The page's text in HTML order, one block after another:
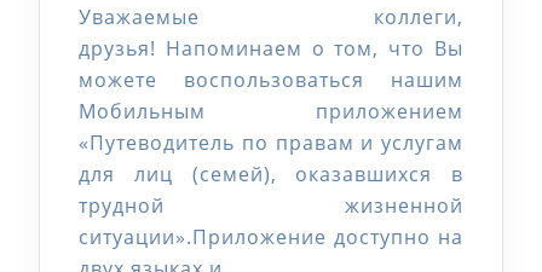
Уважаемые коллеги,
друзья! Напоминаем о том, что Вы
можете воспользоваться нашим
Мобильным приложением
«Путеводитель по правам и услугам
для лиц (семей), оказавшихся в
трудной жизненной
ситуации».Приложение доступно на